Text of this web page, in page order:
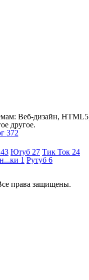
Веб-дизайн,
другое.
372
43 Ютуб 27 Тик Ток 24
1 Рутуб 6
права защищены.